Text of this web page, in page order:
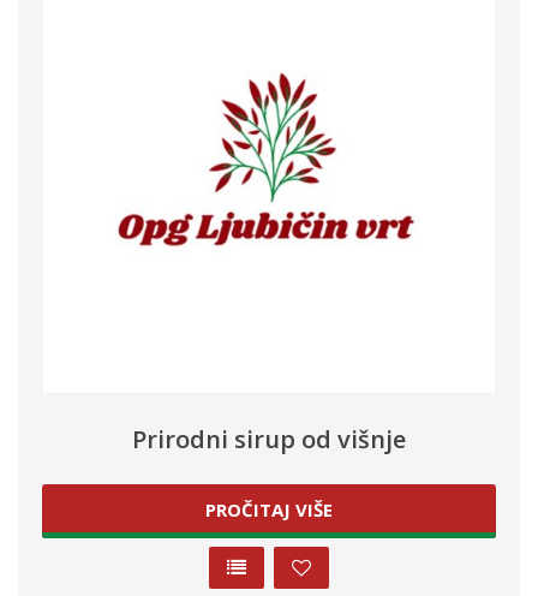
Prirodni sirup od višnje
PROČITAJ VIŠE